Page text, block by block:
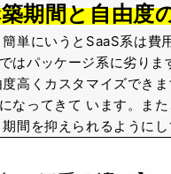
期間と自由度
単にいうとSaaS系は費
はパッケージ系に劣りま
高くカスタマイズできま
なってきて います。また
期間を抑えられるようにし